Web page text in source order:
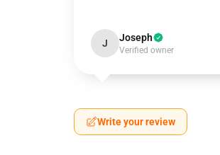
J Joseph
Verified owner
Write your review